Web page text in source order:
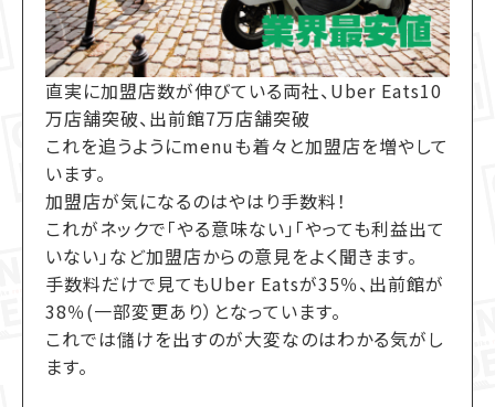
直実に加盟店数が伸びている両社、Uber Eats10
万店舗突破、出前館7万店舗突破
これを追うようにmenuも着々と加盟店を増やして
います。
加盟店が気になるのはやはり手数料！
これがネックで「やる意味ない」「やっても利益出て
いない」など加盟店からの意見をよく聞きます。
手数料だけで見てもUber Eatsが35％、出前館が
38％(一部変更あり）となっています。
これでは儲けを出すのが大変なのはわかる気がし
ます。